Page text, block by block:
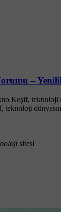
–
teknoloji
sitesi